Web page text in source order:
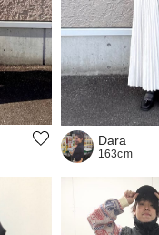
Dara
163cm